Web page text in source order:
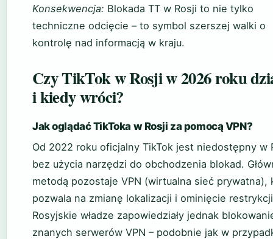
Konsekwencja: Blokada TT w Rosji to nie tylko
techniczne odcięcie – to symbol szerszej walki o
kontrolę nad informacją w kraju.
Czy TikTok w Rosji w 2026 roku
i kiedy wróci?
Jak oglądać TikToka w Rosji za pomocą VPN?
Od 2022 roku oficjalny TikTok jest niedostępny w
bez użycia narzędzi do obchodzenia blokad.
metodą pozostaje VPN (wirtualna sieć prywatna),
pozwala na zmianę lokalizacji i ominięcie
Rosyjskie władze zapowiedziały jednak
znanych serwerów VPN – podobnie jak w